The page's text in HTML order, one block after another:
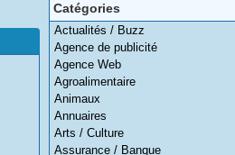
Catégories
Actualités / Buzz
Agence de publicité
Agence Web
Agroalimentaire
Animaux
Annuaires
Arts / Culture
Assurance / Banque